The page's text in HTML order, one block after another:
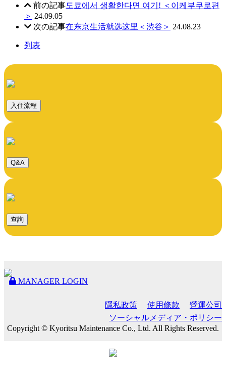
前の記事도쿄에서 생활한다면 여기! ＜이케부쿠로편
＞ 24.09.05
次の記事在东京生活就选这里＜渋谷＞ 24.08.23
列表
入住流程
Q&A
查詢
MANAGER LOGIN
隱私政策 使用條款
營運公司
ソーシャルメディア・ポリシー
Copyright © Kyoritsu Maintenance Co., Ltd. All Rights Reserved.